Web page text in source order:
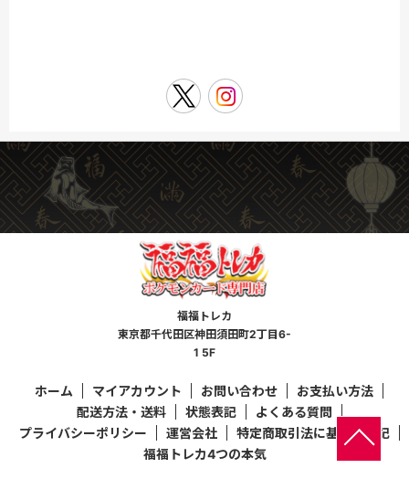
福福トレカ
東京都千代田区神田須田町2丁目6-
1 5F
ホーム マイアカウント お問い合わせ
お支払い方法
配送方法・送料
状態表記
よくある質問
プライバシーポリシー
運営会社
特定商取引法に基づく表記
福福トレカ4つの本気